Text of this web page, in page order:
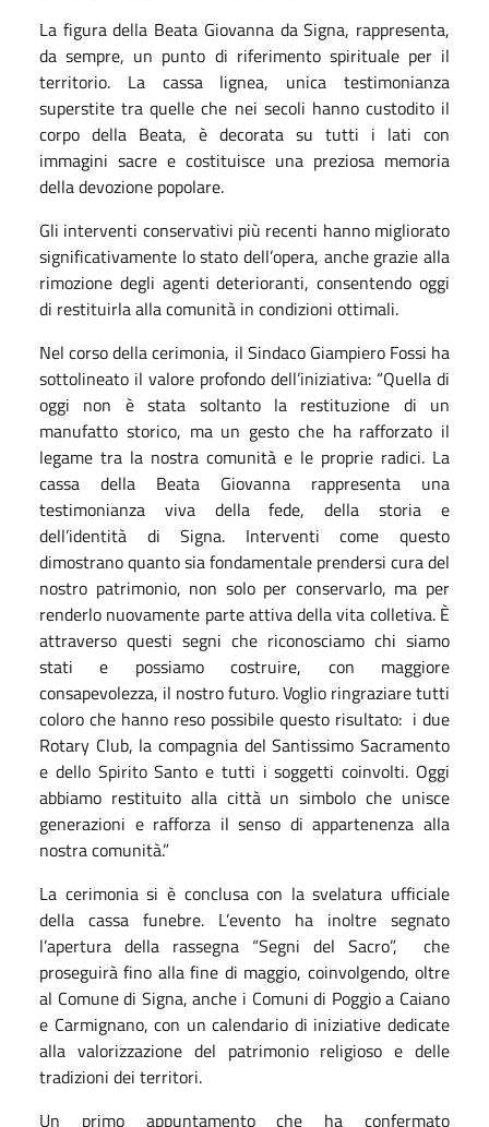
La figura della Beata Giovanna da Signa, rappresenta,
da sempre, un punto di riferimento spirituale per il
territorio. La cassa lignea, unica testimonianza
superstite tra quelle che nei secoli hanno custodito il
corpo della Beata, è decorata su tutti i lati con
immagini sacre e costituisce una preziosa memoria
della devozione popolare.
Gli interventi conservativi più recenti hanno migliorato
significativamente lo stato dell’opera, anche grazie alla
rimozione degli agenti deterioranti, consentendo oggi
di restituirla alla comunità in condizioni ottimali.
Nel corso della cerimonia, il Sindaco Giampiero Fossi ha
sottolineato il valore profondo dell’iniziativa: “Quella di
oggi non è stata soltanto la restituzione di un
manufatto storico, ma un gesto che ha rafforzato il
legame tra la nostra comunità e le proprie radici. La
cassa della Beata Giovanna rappresenta una
testimonianza viva della fede, della storia e
dell’identità di Signa. Interventi come questo
dimostrano quanto sia fondamentale prendersi cura del
nostro patrimonio, non solo per conservarlo, ma per
renderlo nuovamente parte attiva della vita colletiva. È
attraverso questi segni che riconosciamo chi siamo
stati e possiamo costruire, con maggiore
consapevolezza, il nostro futuro. Voglio ringraziare tutti
coloro che hanno reso possibile questo risultato: i due
Rotary Club, la compagnia del Santissimo Sacramento
e dello Spirito Santo e tutti i soggetti coinvolti. Oggi
abbiamo restituito alla città un simbolo che unisce
generazioni e rafforza il senso di appartenenza alla
nostra comunità.”
La cerimonia si è conclusa con la svelatura ufficiale
della cassa funebre. L’evento ha inoltre segnato
l’apertura della rassegna “Segni del Sacro”, che
proseguirà fino alla fine di maggio, coinvolgendo, oltre
al Comune di Signa, anche i Comuni di Poggio a Caiano
e Carmignano, con un calendario di iniziative dedicate
alla valorizzazione del patrimonio religioso e delle
tradizioni dei territori.
Un primo appuntamento che ha confermato